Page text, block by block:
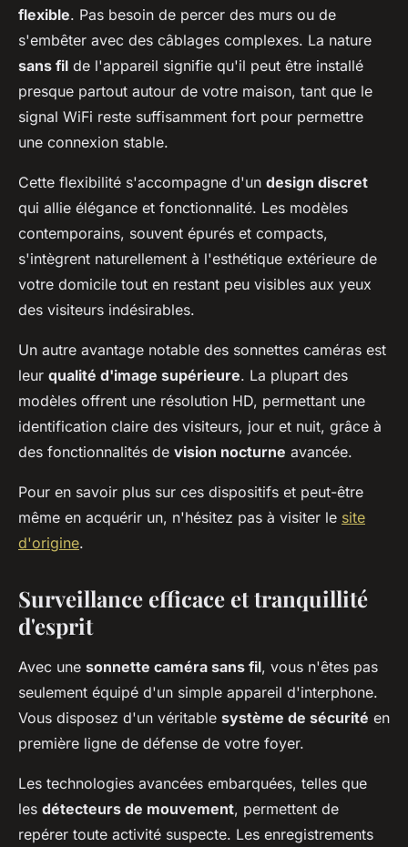
flexible. Pas besoin de percer des murs ou de
s'embêter avec des câblages complexes. La nature
sans fil de l'appareil signifie qu'il peut être installé
presque partout autour de votre maison, tant que le
signal WiFi reste suffisamment fort pour permettre
une connexion stable.
Cette flexibilité s'accompagne d'un design discret
qui allie élégance et fonctionnalité. Les modèles
contemporains, souvent épurés et compacts,
s'intègrent naturellement à l'esthétique extérieure de
votre domicile tout en restant peu visibles aux yeux
des visiteurs indésirables.
Un autre avantage notable des sonnettes caméras est
leur qualité d'image supérieure. La plupart des
modèles offrent une résolution HD, permettant une
identification claire des visiteurs, jour et nuit, grâce à
des fonctionnalités de vision nocturne avancée.
Pour en savoir plus sur ces dispositifs et peut-être
même en acquérir un, n'hésitez pas à visiter le site
d'origine.
Surveillance efficace et tranquillité
d'esprit
Avec une sonnette caméra sans fil, vous n'êtes pas
seulement équipé d'un simple appareil d'interphone.
Vous disposez d'un véritable système de sécurité en
première ligne de défense de votre foyer.
Les technologies avancées embarquées, telles que
les détecteurs de mouvement, permettent de
repérer toute activité suspecte. Les enregistrements